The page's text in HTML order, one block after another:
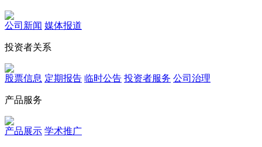
公司新闻 媒体报道
投资者关系
股票信息 定期报告 临时公告 投资者服务 公司治理
产品服务
产品展示 学术推广